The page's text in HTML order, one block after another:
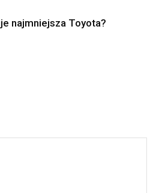
najmniejsza Toyota?